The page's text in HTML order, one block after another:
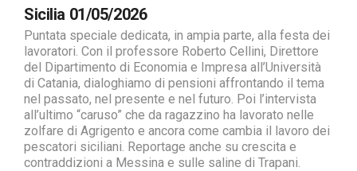
Sicilia 01/05/2026
Puntata speciale dedicata, in ampia parte, alla festa dei
lavoratori. Con il professore Roberto Cellini, Direttore
del Dipartimento di Economia e Impresa all’Università
di Catania, dialoghiamo di pensioni affrontando il tema
nel passato, nel presente e nel futuro. Poi l’intervista
all’ultimo “caruso” che da ragazzino ha lavorato nelle
zolfare di Agrigento e ancora come cambia il lavoro dei
pescatori siciliani. Reportage anche su crescita e
contraddizioni a Messina e sulle saline di Trapani.